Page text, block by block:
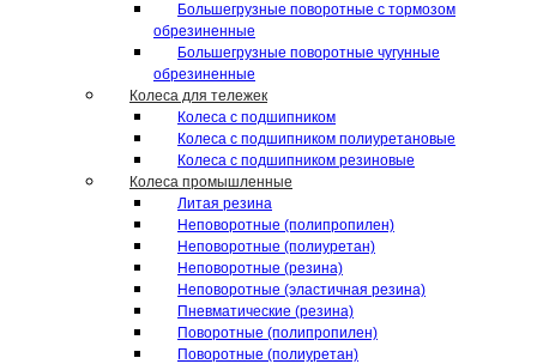
Большегрузные поворотные с тормозом
обрезиненные
Большегрузные поворотные чугунные
обрезиненные
Колеса для тележек
Колеса с подшипником
Колеса с подшипником полиуретановые
Колеса с подшипником резиновые
Колеса промышленные
Литая резина
Неповоротные (полипропилен)
Неповоротные (полиуретан)
Неповоротные (резина)
Неповоротные (эластичная резина)
Пневматические (резина)
Поворотные (полипропилен)
Поворотные (полиуретан)